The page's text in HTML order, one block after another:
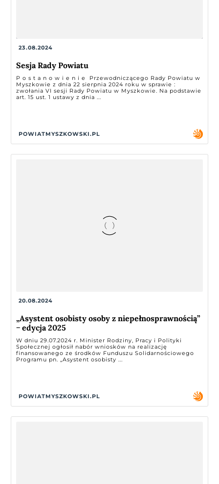
23.08.2024
Sesja Rady Powiatu
P o s t a n o w i e n i e Przewodniczącego Rady Powiatu w
Myszkowie z dnia 22 sierpnia 2024 roku w sprawie :
zwołania VI sesji Rady Powiatu w Myszkowie. Na podstawie
art. 15 ust. 1 ustawy z dnia ...
POWIATMYSZKOWSKI.PL
20.08.2024
„Asystent osobisty osoby z niepełnosprawnością”
− edycja 2025
W dniu 29.07.2024 r. Minister Rodziny, Pracy i Polityki
Społecznej ogłosił nabór wniosków na realizację
finansowanego ze środków Funduszu Solidarnościowego
Programu pn. „Asystent osobisty ...
POWIATMYSZKOWSKI.PL